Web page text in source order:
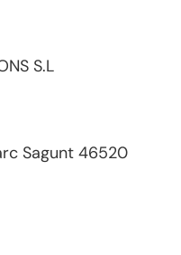
S.L
Sagunt 46520